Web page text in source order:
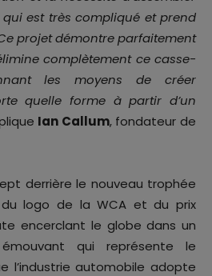
est très compliqué et prend
projet démontre parfaitement
complètement ce casse-
les moyens de créer
quelle forme à partir d’un
Ian Callum, fondateur de
derrière le nouveau trophée
logo de la WCA et du prix
encerclant le globe dans un
qui représente le
l’industrie automobile adopte